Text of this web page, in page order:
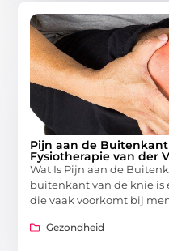
Pijn aan de
Fysiotherapie van der
Wat Is Pijn aan de
buitenkant van de knie is
die vaak voorkomt bij
Gezondheid